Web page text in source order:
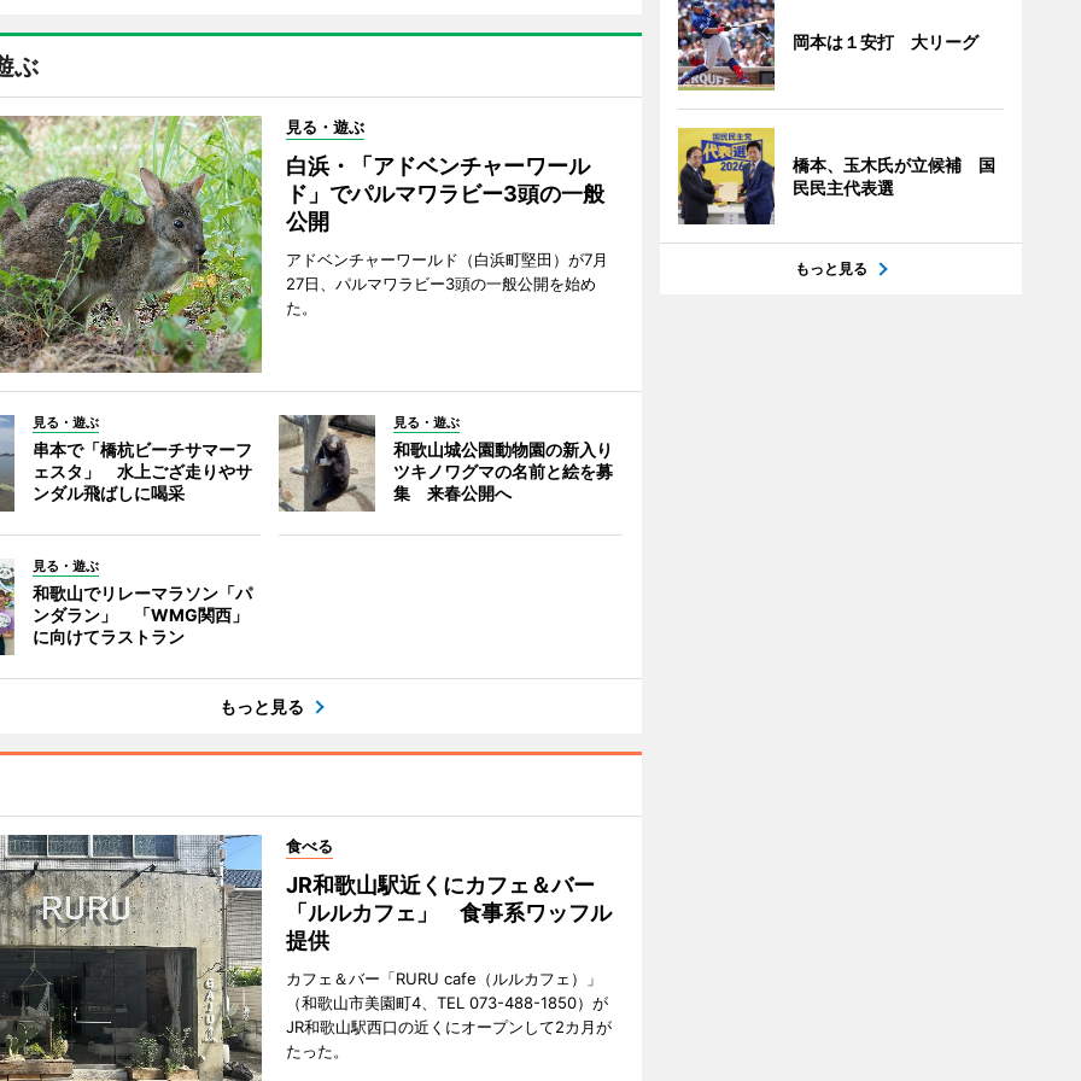
ぶ
見る・遊ぶ
白浜・「アドベンチャーワール
ド」でパルマワラビー3頭の一般
公開
アドベンチャーワールド（白浜町堅田）が7月
27日、パルマワラビー3頭の一般公開を始め
た。
見る・遊ぶ
串本で「橋杭ビーチサマーフ
ェスタ」 水上ござ走りやサ
ンダル飛ばしに喝采
見る・遊ぶ
和歌山城公園動物園の新入り
ツキノワグマの名前と絵を募
集 来春公開へ
見る・遊ぶ
和歌山でリレーマラソン「パ
ンダラン」 「WMG関西」
に向けてラストラン
もっと見る
食べる
JR和歌山駅近くにカフェ＆バー
「ルルカフェ」 食事系ワッフル
提供
カフェ＆バー「RURU cafe（ルルカフェ）」
（和歌山市美園町4、TEL 073-488-1850）が
JR和歌山駅西口の近くにオープンして2カ月が
たった。
岡本は１安打 大リーグ
橋本、玉木氏が立候補 国
民民主代表選
もっと見る